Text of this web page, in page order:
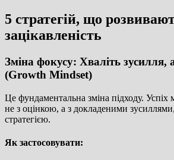
5 стратегій, що
зацікавленість
Зміна фокусу: Хваліть зусилля,
(Growth Mindset)
Це фундаментальна зміна підходу. Успіх
не з оцінкою, а з докладеними
стратегією.
Як застосовувати: